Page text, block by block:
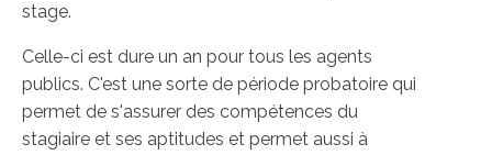
stage.
Celle-ci est dure un an pour tous les agents
publics. C'est une sorte de période probatoire qui
permet de s'assurer des compétences du
stagiaire et ses aptitudes et permet aussi à